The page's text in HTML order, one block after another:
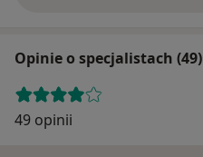
Opinie o specjalistach (49)
49 opinii